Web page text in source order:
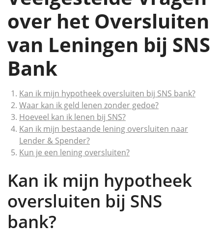
over het Oversluiten
van Leningen bij SNS
Bank
Kan ik mijn hypotheek oversluiten bij SNS bank?
Waar kan ik geld lenen zonder gedoe?
Hoeveel kan ik lenen bij SNS?
Kan ik mijn bestaande lening oversluiten naar
Lender & Spender?
Kun je een lening oversluiten?
Kan ik mijn hypotheek
oversluiten bij SNS
bank?